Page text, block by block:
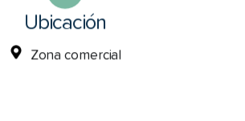
Ubicación
Zona comercial